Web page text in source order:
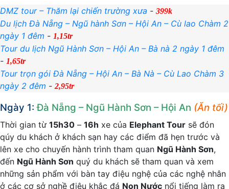
DMZ tour – Thăm lại chiến trường xưa - 399k
Du lịch Đà Nẵng – Ngũ hành Sơn – Hội An – Cù lao Chàm 2
ngày 1 đêm - 1,15tr
Tour du lịch Ngũ Hành Sơn – Hội An – Bà nà 2 ngày 1 đêm
- 1,65tr
Tour trọn gói Đà Nẵng – Hội An – Bà Nà – Cù Lao Chàm 3
ngày 2 đêm -2,95tr
Ngày 1:Đà Nẵng – Ngũ Hành Sơn – Hội An (Ăn tối)
Thời gian từ 15h30 – 16h xe của Elephant Tour sẽ đón
qúy du khách ở khách sạn hay các điểm đã hẹn trước và
lên xe cho chuyến hành trình tham quan Ngũ Hành Sơn,
đến Ngũ Hành Sơn quý du khách sẽ tham quan và xem
những sản phẩm với bàn tay điệu nghệ của các nghệ nhân
ở các cơ sở nghề điêu khắc đá Non Nước nổi tiếng làm ra